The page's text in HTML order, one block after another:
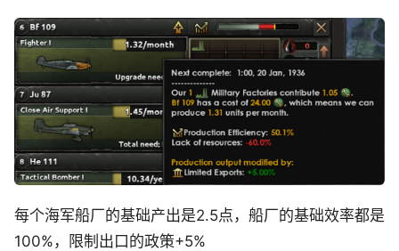
每个海军船厂的基础产出是2.5点，船厂的基础效率都是
100%，限制出口的政策+5%